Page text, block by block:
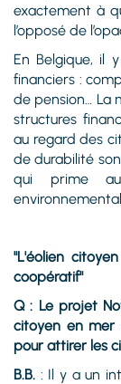
exactement à
l’opposé de
En Belgique, il
financiers :
de pension… La
structures
au regard des
de durabilité
qui prime
"L'éolien
coopératif"
Q : Le projet
citoyen en mer
pour attirer les
B.B. : Il y a un